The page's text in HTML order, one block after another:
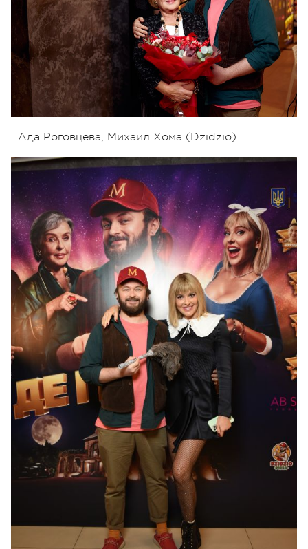
Ада Роговцева, Михаил Хома (Dzidzio)